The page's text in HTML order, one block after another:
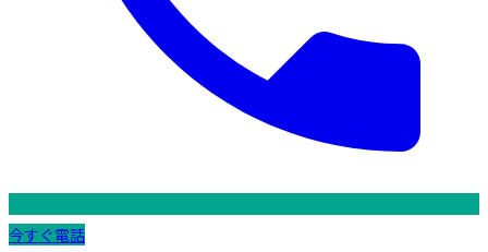
今すぐ電話